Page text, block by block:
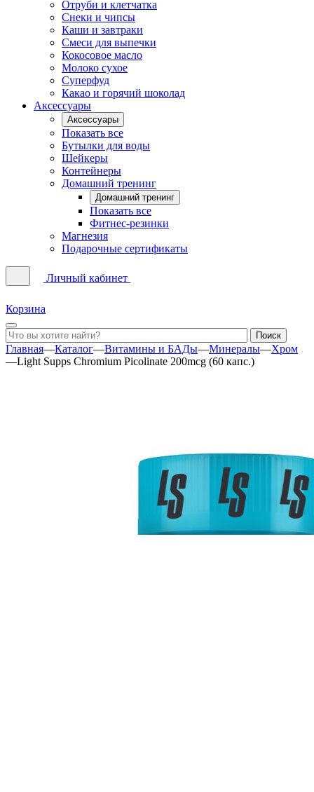
Отруби и клетчатка
Снеки и чипсы
Каши и завтраки
Смеси для выпечки
Кокосовое масло
Молоко сухое
Суперфуд
Какао и горячий шоколад
Аксессуары
Аксессуары
Показать все
Бутылки для воды
Шейкеры
Контейнеры
Домашний тренинг
Домашний тренинг
Показать все
Фитнес-резинки
Магнезия
Подарочные сертификаты
Личный кабинет
Корзина
Главная—Каталог—Витамины и БАДы—Минералы—Хром
—Light Supps Chromium Picolinate 200mcg (60 капс.)